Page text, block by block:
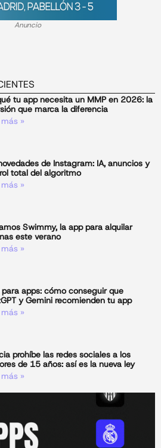
Anuncio
tu app necesita un MMP en 2026: la
que marca la diferencia
»
de Instagram: IA, anuncios y
total del algoritmo
»
Swimmy, la app para alquilar
este verano
»
para apps: cómo conseguir que
y Gemini recomienden tu app
»
prohíbe las redes sociales a los
de 15 años: así es la nueva ley
»